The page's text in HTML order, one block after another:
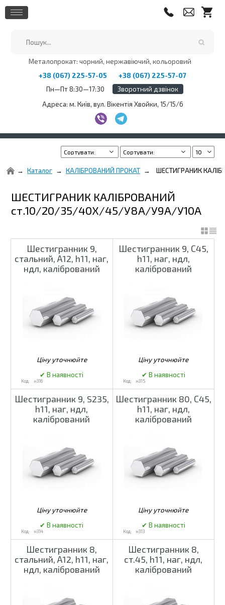
Металопрокат: чорний, нержавіючий, кольоровий
+38 (067) 225-57-05
+38 (067) 225-57-07
Пн—Пт 8:30—17:30
Зворотний дзвінок
Адреса: м. Київ, вул. Вікентія Хвойки, 15/15/6
Каталог КАЛІБРОВАНИЙ ПРОКАТ ШЕСТИГРАНИК
ШЕСТИГРАНИК КАЛІБРОВАНИЙ
ст.10/20/35/40Х/45/У8А/У9А/У10А
Шестигранник 9,
стальний, А12, h11, наг,
ндл, калібрований
н316
Шестигранник 9, С45,
h11, наг, ндл,
калібрований
н315
Шестигранник 9, S235,
h11, наг, ндл,
калібрований
н314
Шестигранник 80, С45,
h11, наг, ндл,
калібрований
н313
Шестигранник 8,
стальний, А12, h11, наг,
ндл, калібрований
Шестигранник 8,
ст.45, h11, наг, ндл,
калібрований